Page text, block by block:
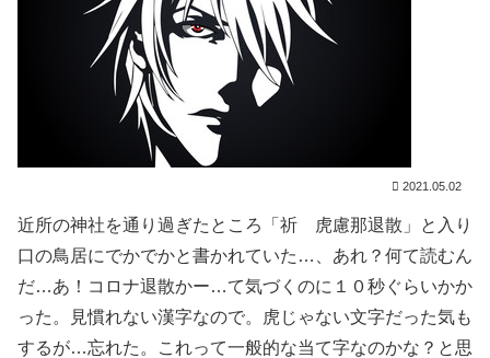
2021.05.02
近所の神社を通り過ぎたところ「祈 虎慮那退散」と入り
口の鳥居にでかでかと書かれていた…、あれ？何て読むん
だ…あ！コロナ退散かー…て気づくのに１０秒ぐらいかか
った。見慣れない漢字なので。虎じゃない文字だった気も
するが…忘れた。これって一般的な当て字なのかな？と思